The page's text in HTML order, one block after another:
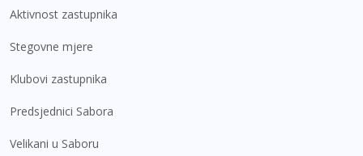
Aktivnost zastupnika
Stegovne mjere
Klubovi zastupnika
Predsjednici Sabora
Velikani u Saboru